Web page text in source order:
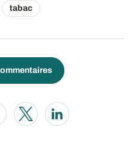
tabac
in a new window
Opens in a new window
Opens in a new